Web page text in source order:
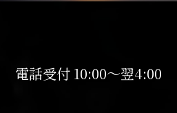
電話受付 10:00～翌4:00